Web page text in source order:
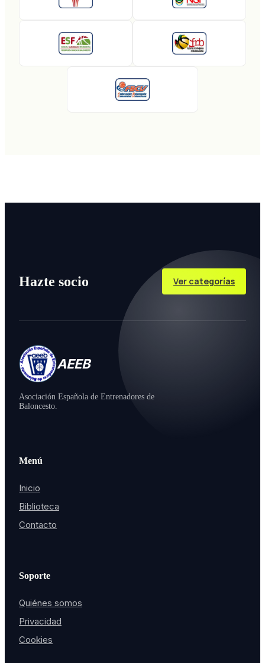
Hazte socio Ver categorías
AEEB
Baloncesto.
Menú
Inicio
Biblioteca
Contacto
Quiénes somos
Privacidad
Cookies